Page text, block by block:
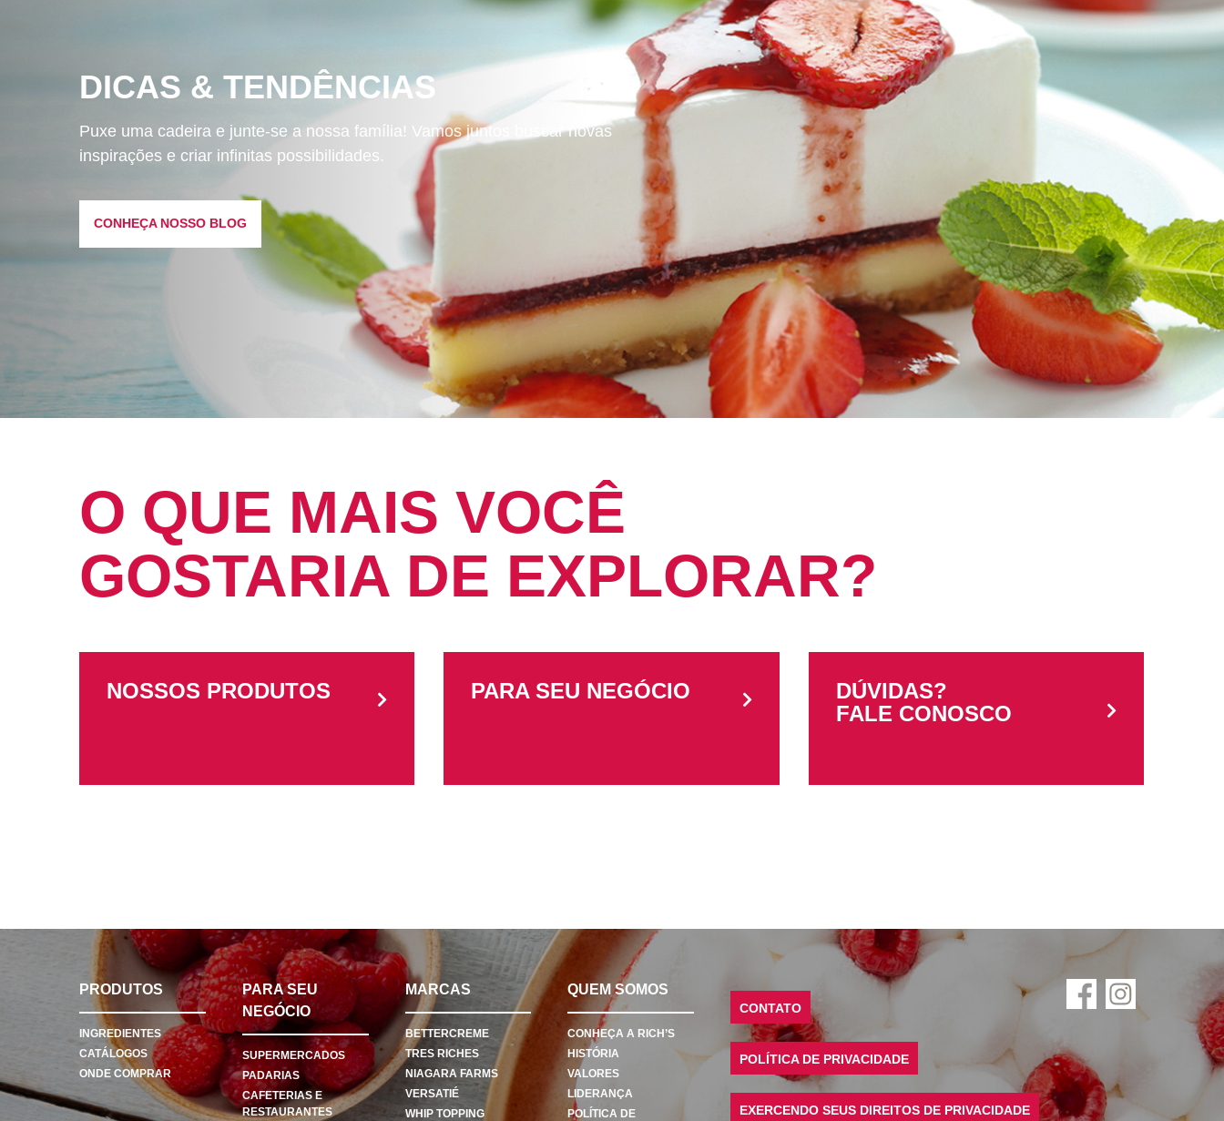
DICAS & TENDÊNCIAS
Puxe uma cadeira e junte-se a nossa família! Vamos juntos buscar novas
inspirações e criar infinitas possibilidades.
CONHEÇA NOSSO BLOG
O QUE MAIS VOCÊ
GOSTARIA DE EXPLORAR?
NOSSOS PRODUTOS PARA SEU NEGÓCIO
DÚVIDAS?
FALE CONOSCO
PRODUTOS
INGREDIENTES
CATÁLOGOS
ONDE COMPRAR
PARA SEU
NEGÓCIO
SUPERMERCADOS
PADARIAS
CAFETERIAS E
RESTAURANTES
MARCAS
BETTERCREME
TRES RICHES
NIAGARA FARMS
VERSATIÉ
WHIP TOPPING
QUEM SOMOS
CONHEÇA A RICH’S
HISTÓRIA
VALORES
LIDERANÇA
POLÍTICA DE
CONTATO
POLÍTICA DE PRIVACIDADE
EXERCENDO SEUS DIREITOS DE PRIVACIDADE